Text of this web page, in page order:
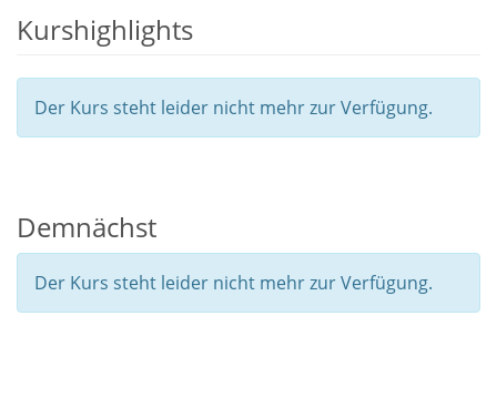
Kurshighlights
Der Kurs steht leider nicht mehr zur Verfügung.
Demnächst
Der Kurs steht leider nicht mehr zur Verfügung.